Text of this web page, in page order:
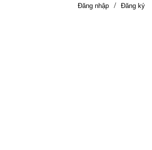
Đăng nhập / Đăng ký